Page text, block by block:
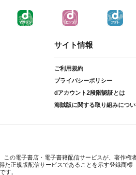
サイト情報
ご利用規約
プライバシーポリシー
dアカウント2段階認証とは
海賊版に関する取り組みにつ
この電子書店・電子書籍配信サービスが、著作権
た正規版配信サービスであることを示す登録商標
す。